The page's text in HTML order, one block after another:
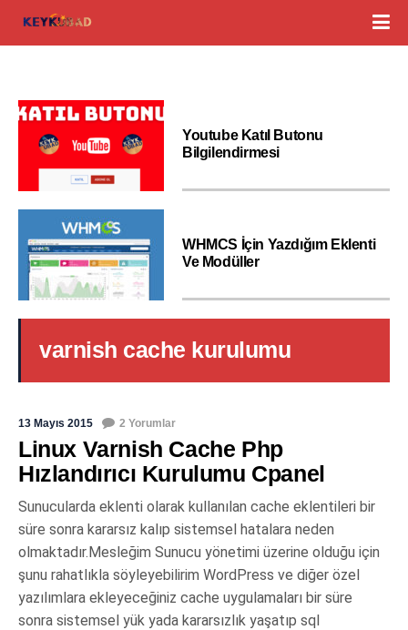
Youtube Katıl Butonu
Bilgilendirmesi
WHMCS İçin Yazdığım Eklenti
Ve Modüller
varnish cache kurulumu
13 Mayıs 2015 2 Yorumlar
Linux Varnish Cache Php
Hızlandırıcı Kurulumu Cpanel
Sunucularda eklenti olarak kullanılan cache eklentileri bir
süre sonra kararsız kalıp sistemsel hatalara neden
olmaktadır.Mesleğim Sunucu yönetimi üzerine olduğu için
şunu rahatlıkla söyleyebilirim WordPress ve diğer özel
yazılımlara ekleyeceğiniz cache uygulamaları bir süre
sonra sistemsel yük yada kararsızlık yaşatıp sql